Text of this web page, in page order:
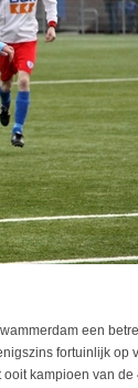
een
fortuinlijk op
kampioen van